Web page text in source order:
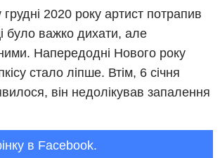
2020 року артист потрапив
було важко дихати, але
Напередодні Нового року
стало ліпше. Втім, 6 січня
він недолікував запалення
в Facebook.